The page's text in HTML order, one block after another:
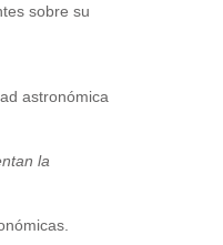
sobre su
astronómica
la